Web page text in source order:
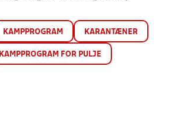
KAMPPROGRAM KARANTÆNER
KAMPPROGRAM FOR PULJE